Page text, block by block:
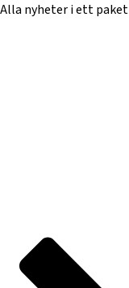
Alla nyheter i ett paket